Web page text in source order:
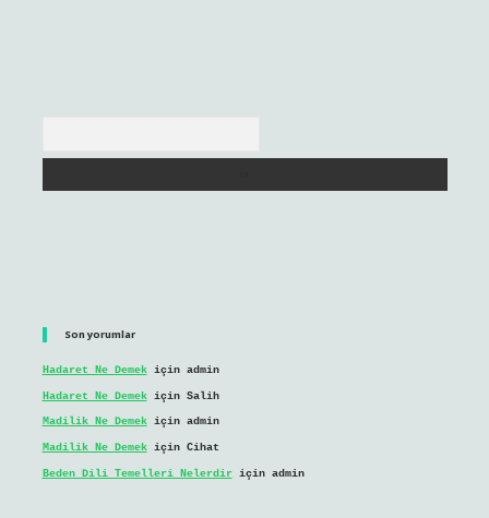
Son yorumlar
Hadaret Ne Demekiçin admin
Hadaret Ne Demekiçin Salih
Madilik Ne Demekiçin admin
Madilik Ne Demekiçin Cihat
Beden Dili Temelleri Nelerdiriçin admin